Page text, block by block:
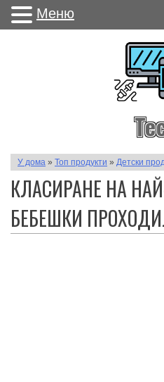
У дома » Топ продукти » Детски
КЛАСИРАНЕ НА
БЕБЕШКИ
Меню